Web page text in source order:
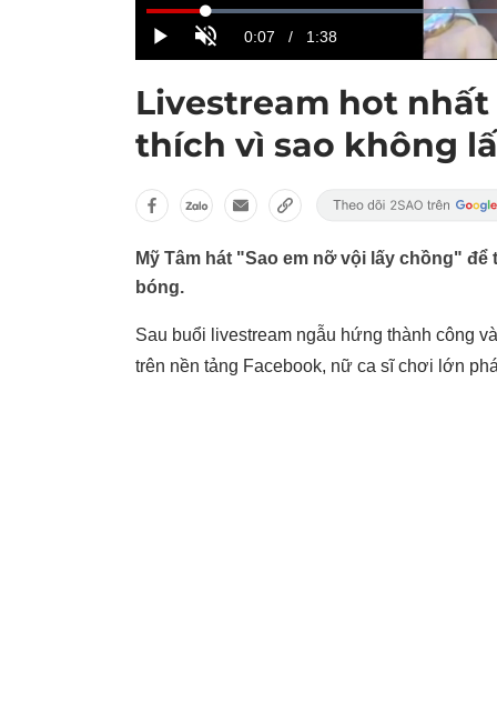
Livestream hot
thích vì sao không
Mỹ Tâm hát "Sao em nỡ vội lấy chồng"
bóng.
Sau buổi livestream ngẫu hứng thành công
trên nền tảng Facebook, nữ ca sĩ chơi lớn